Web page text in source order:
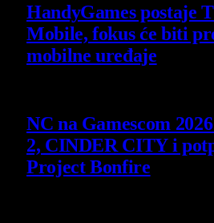
HandyGames postaje
Mobile, fokus će biti
mobilne uređaje
NC na Gamescom
2, CINDER CITY i
Project Bonfire